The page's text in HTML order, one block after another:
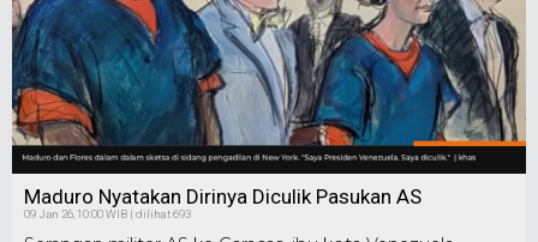
Maduro Nyatakan Dirinya Diculik Pasukan AS
09 Jan 26, 10:00 WIB | dilihat 693